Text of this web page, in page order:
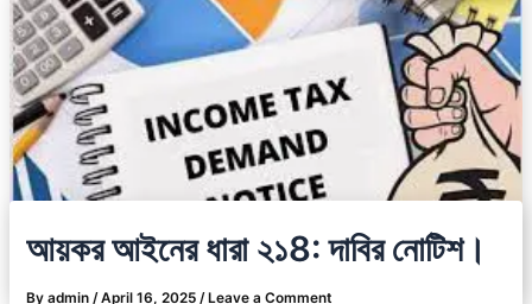
আয়কর আইনের ধারা ২১8: দাবির নোটিশ।
Byadmin/April 16, 2025/Leave a Comment